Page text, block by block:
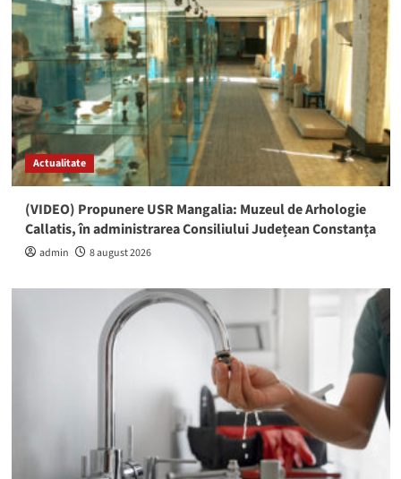
Actualitate
(VIDEO) Propunere USR Mangalia: Muzeul de Arhologie
Callatis, în administrarea Consiliului Județean Constanța
admin 8 august 2026